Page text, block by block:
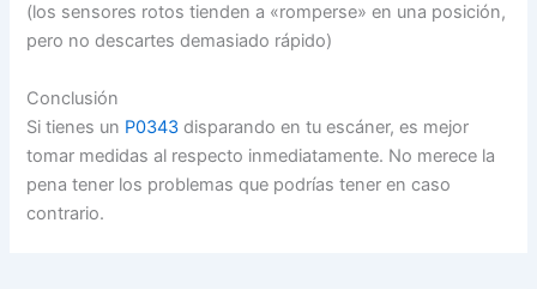
(los sensores rotos tienden a «romperse» en una posición,
pero no descartes demasiado rápido)
Conclusión
Si tienes un P0343 disparando en tu escáner, es mejor
tomar medidas al respecto inmediatamente. No merece la
pena tener los problemas que podrías tener en caso
contrario.